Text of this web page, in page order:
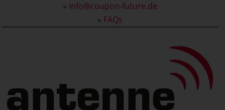
» info@coupon-future.de
» FAQs